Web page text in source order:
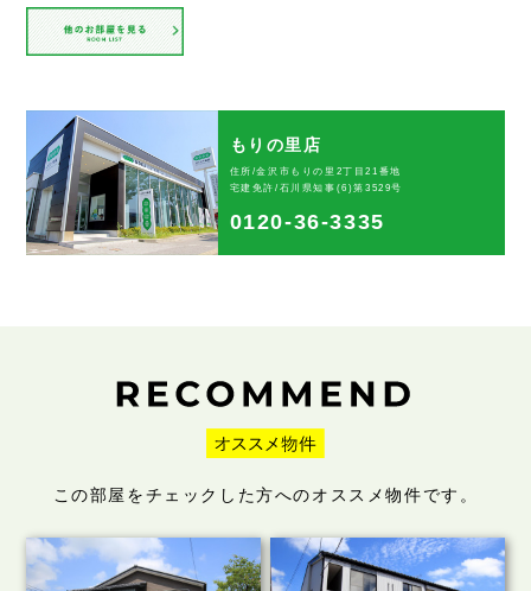
もりの里店
住所/金沢市もりの里2丁目21番地
宅建免許/石川県知事(6)第3529号
0120-36-3335
この部屋をチェックした方へのオススメ物件です。